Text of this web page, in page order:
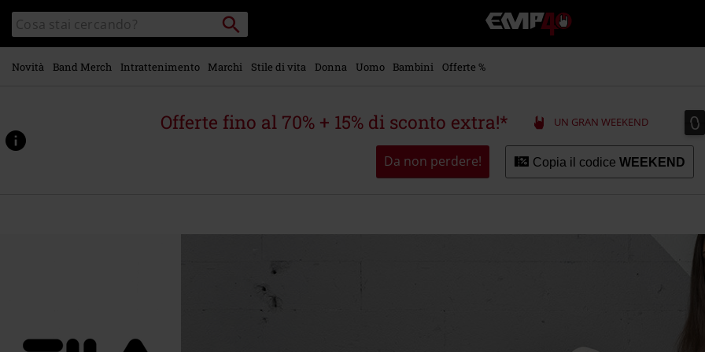
contenuto
principale
Cerca
nel
catalogo
Cerca
Punto
di
ritiro
EMP
-
Musica,
Videogame
-
Abbigliamento
Novità Band Merch Intrattenimento Marchi Stile di vita Donna Uomo Bambini Offerte %
Offerte fino al 70% + 15% di sconto extra!* UN GRAN WEEKEND 0
0
Da non perdere! Copia il codice WEEKEND